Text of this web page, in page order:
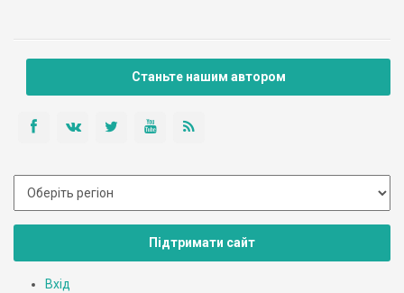
Станьте нашим автором
Підтримати сайт
Вхід